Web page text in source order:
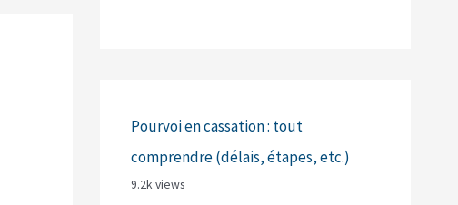
Pourvoi en cassation : tout
comprendre (délais, étapes, etc.)
9.2k views